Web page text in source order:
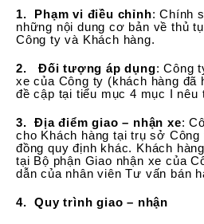
1. Phạm vi điều chỉnh: Chính
những nội dung cơ bản về thủ
Công ty và Khách hàng.
2. Đối tượng áp dụng: Công
xe của Công ty (khách hàng đã
đề cập tại tiểu mục 4 mục I nêu
3. Địa điểm giao – nhận xe:
cho Khách hàng tại trụ sở
đồng quy định khác. Khách
tại Bộ phận Giao nhận xe của
dẫn của nhân viên Tư vấn bán
4. Quy trình giao – nhận